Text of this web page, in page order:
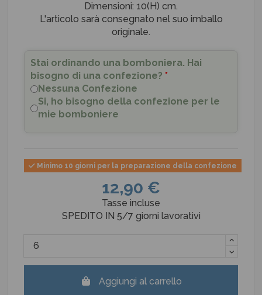
Dimensioni: 10(H) cm.
L'articolo sarà consegnato nel suo imballo
originale.
Stai ordinando una bomboniera. Hai
bisogno di una confezione? *
Nessuna Confezione
Si, ho bisogno della confezione per le
mie bomboniere
Minimo 10 giorni per la preparazione della confezione
12,90 €
Tasse incluse
SPEDITO IN 5/7 giorni lavorativi
Aggiungi al carrello